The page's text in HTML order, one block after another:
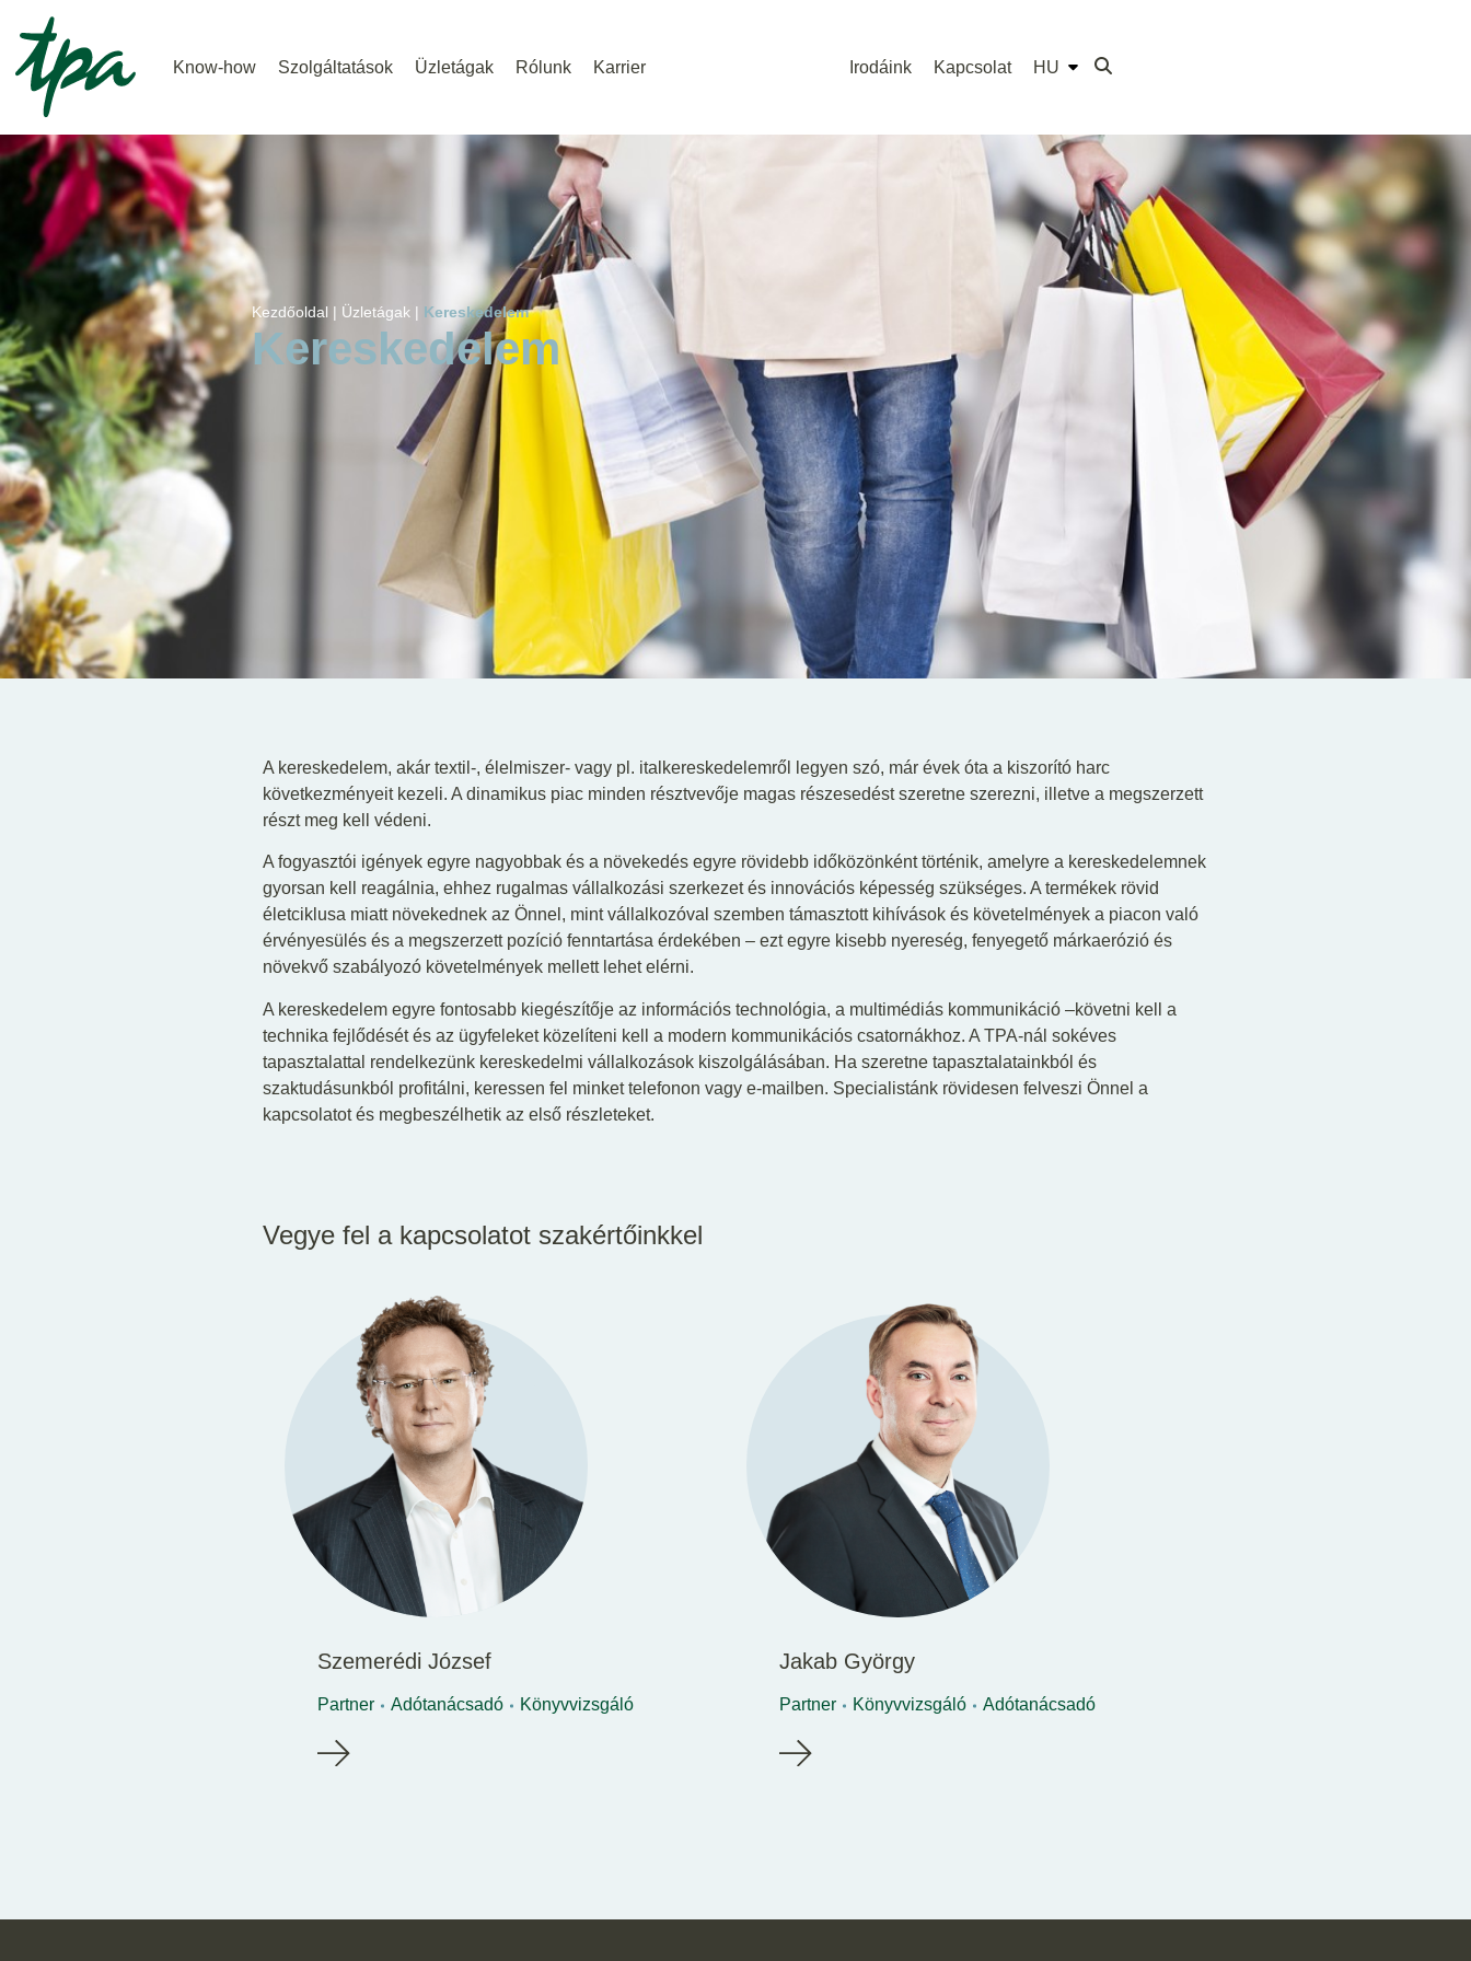
Know-how Szolgáltatások Üzletágak Rólunk Karrier Kapcsolat
Irodáink HU
Kezdőoldal | Üzletágak | Kereskedelem
Kereskedelem
A kereskedelem, akár textil-, élelmiszer- vagy pl. italkereskedelemről legyen szó, már évek óta a kiszorító harc
következményeit kezeli. A dinamikus piac minden résztvevője magas részesedést szeretne szerezni, illetve a megszerzett
részt meg kell védeni.
A fogyasztói igények egyre nagyobbak és a növekedés egyre rövidebb időközönként történik, amelyre a kereskedelemnek
gyorsan kell reagálnia, ehhez rugalmas vállalkozási szerkezet és innovációs képesség szükséges. A termékek rövid
életciklusa miatt növekednek az Önnel, mint vállalkozóval szemben támasztott kihívások és követelmények a piacon való
érvényesülés és a megszerzett pozíció fenntartása érdekében – ezt egyre kisebb nyereség, fenyegető márkaerózió és
növekvő szabályozó követelmények mellett lehet elérni.
A kereskedelem egyre fontosabb kiegészítője az információs technológia, a multimédiás kommunikáció –követni kell a
technika fejlődését és az ügyfeleket közelíteni kell a modern kommunikációs csatornákhoz. A TPA-nál sokéves
tapasztalattal rendelkezünk kereskedelmi vállalkozások kiszolgálásában. Ha szeretne tapasztalatainkból és
szaktudásunkból profitálni, keressen fel minket telefonon vagy e-mailben. Specialistánk rövidesen felveszi Önnel a
kapcsolatot és megbeszélhetik az első részleteket.
Vegye fel a kapcsolatot szakértőinkkel
Szemerédi József
Partner Adótanácsadó Könyvvizsgáló
Jakab György
Partner Könyvvizsgáló Adótanácsadó